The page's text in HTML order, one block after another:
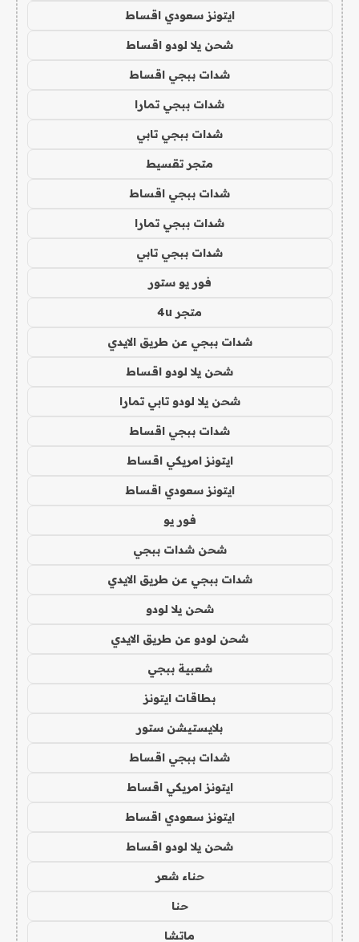
ايتونز سعودي اقساط
شحن يلا لودو اقساط
شدات ببجي اقساط
شدات ببجي تمارا
شدات ببجي تابي
متجر تقسيط
شدات ببجي اقساط
شدات ببجي تمارا
شدات ببجي تابي
فور يو ستور
متجر 4u
شدات ببجي عن طريق الايدي
شحن يلا لودو اقساط
شحن يلا لودو تابي تمارا
شدات ببجي اقساط
ايتونز امريكي اقساط
ايتونز سعودي اقساط
فور يو
شحن شدات ببجي
شدات ببجي عن طريق الايدي
شحن يلا لودو
شحن لودو عن طريق الايدي
شعبية ببجي
بطاقات ايتونز
بلايستيشن ستور
شدات ببجي اقساط
ايتونز امريكي اقساط
ايتونز سعودي اقساط
شحن يلا لودو اقساط
حناء شعر
حنا
ماتشا